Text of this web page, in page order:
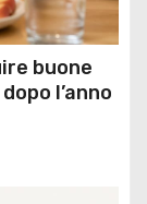
buone
l’anno